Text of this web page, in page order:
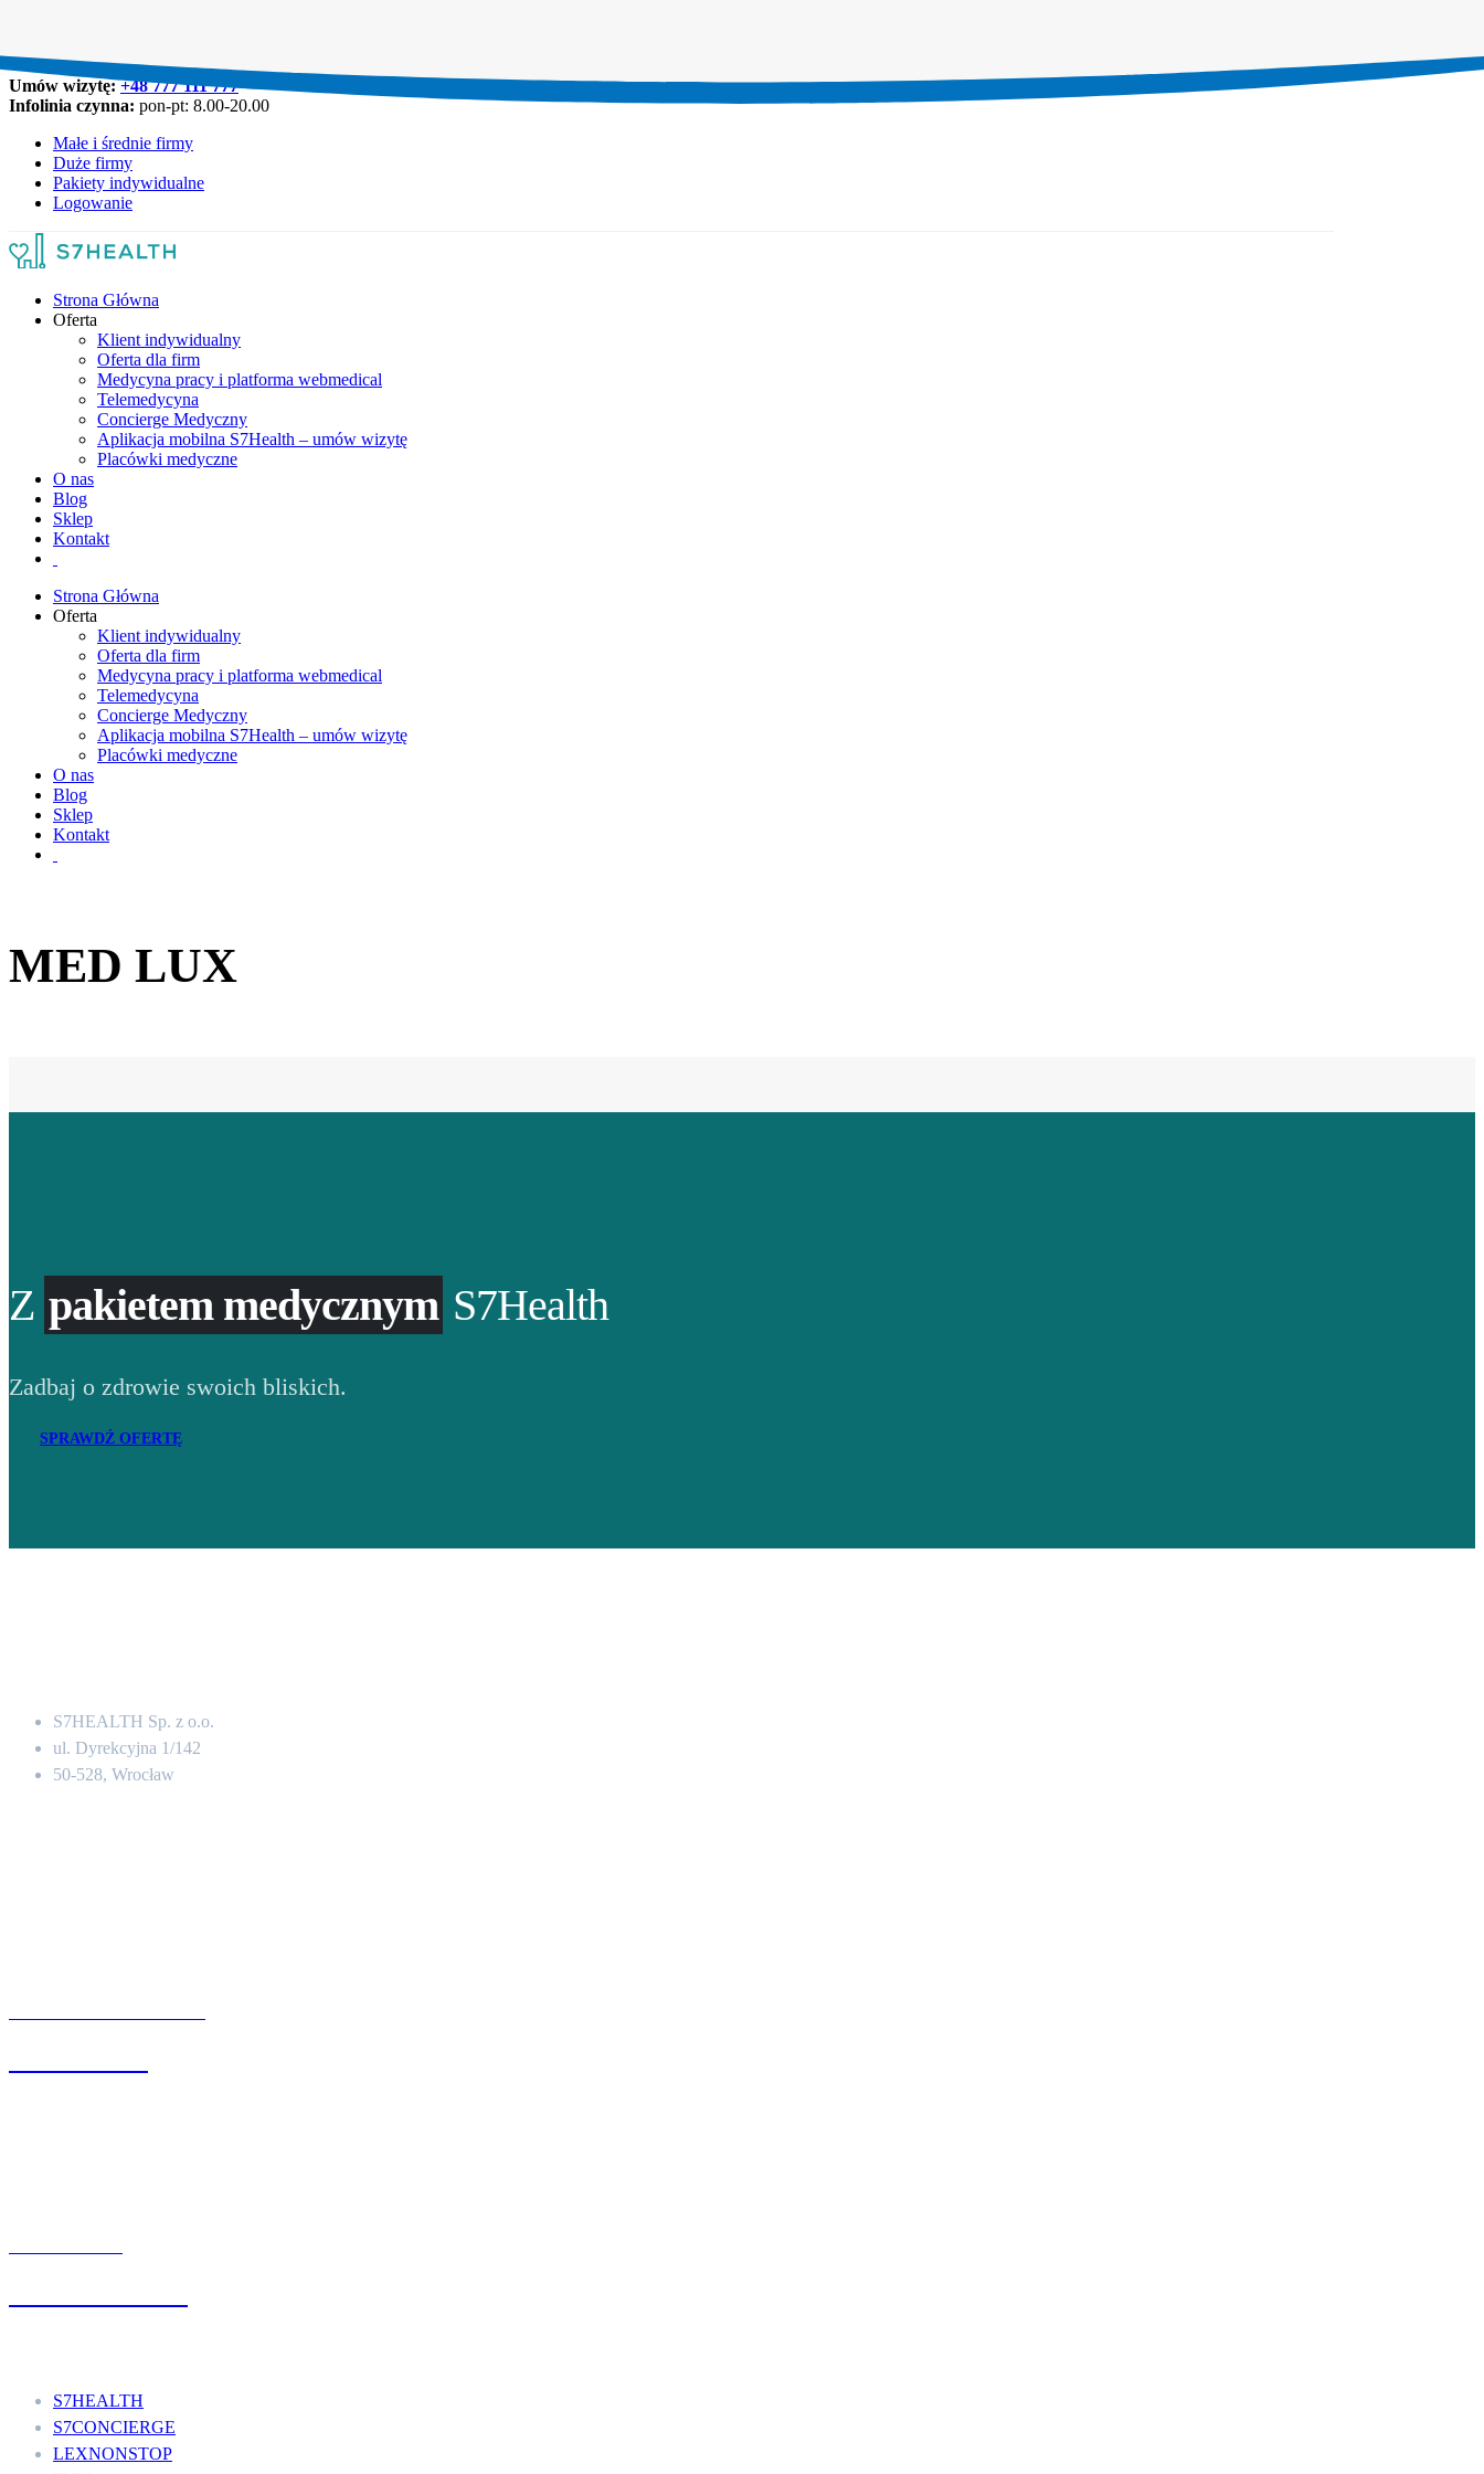
Umów wizytę:+48 777 111 777
Infolinia czynna: pon-pt: 8.00-20.00
Małe i średnie firmy
Duże firmy
Pakiety indywidualne
Logowanie
Strona Główna
Oferta
Klient indywidualny
Oferta dla firm
Medycyna pracy i platforma webmedical
Telemedycyna
Concierge Medyczny
Aplikacja mobilna S7Health – umów wizytę
Placówki medyczne
O nas
Blog
Sklep
Kontakt
Strona Główna
Oferta
Klient indywidualny
Oferta dla firm
Medycyna pracy i platforma webmedical
Telemedycyna
Concierge Medyczny
Aplikacja mobilna S7Health – umów wizytę
Placówki medyczne
O nas
Blog
Sklep
Kontakt
MED LUX
Z pakietem medycznym S7Health
Zadbaj o zdrowie swoich bliskich.
SPRAWDŹ OFERTĘ
S7HEALTH Sp. z o.o.
ul. Dyrekcyjna 1/142
50-528, Wrocław
S7HEALTH
S7CONCIERGE
LEXNONSTOP